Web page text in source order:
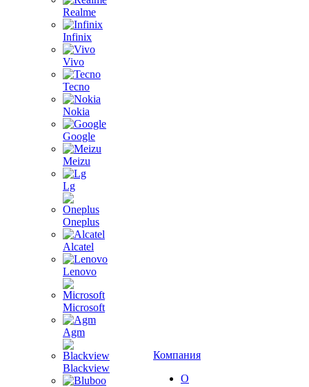
Realme
Infinix
Vivo
Tecno
Nokia
Google
Meizu
Lg
Oneplus
Alcatel
Lenovo
Microsoft
Agm
Blackview
Компания
О